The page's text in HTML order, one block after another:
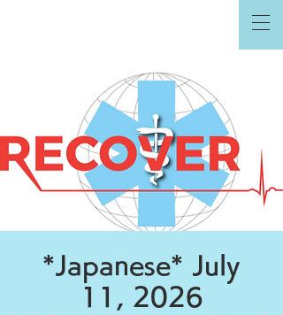
*Japanese* July
11, 2026